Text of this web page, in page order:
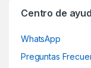
Centro de
WhatsApp
Preguntas